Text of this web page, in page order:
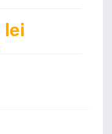
lei